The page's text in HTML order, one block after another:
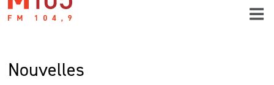
Nouvelles